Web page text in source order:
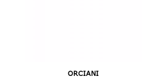
ORCIANI